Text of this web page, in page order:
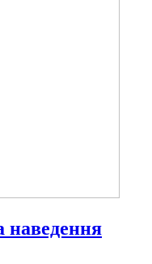
наведення